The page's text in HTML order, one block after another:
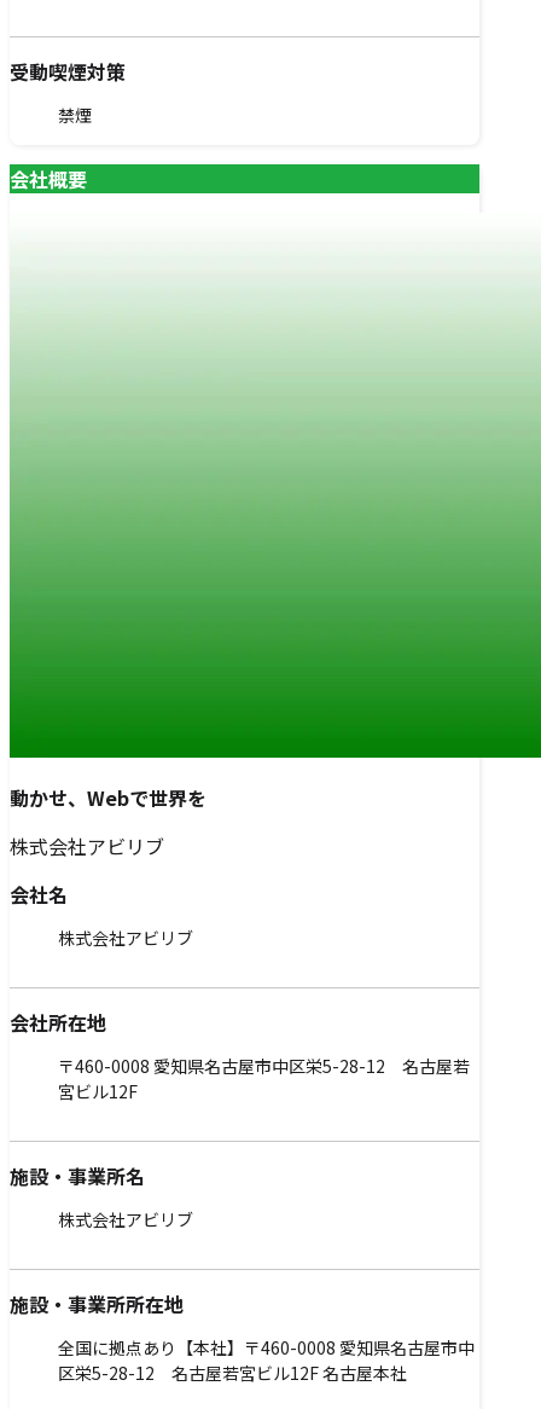
受動喫煙対策
禁煙
会社概要
動かせ、Webで世界を
株式会社アビリブ
会社名
株式会社アビリブ
会社所在地
〒460-0008 愛知県名古屋市中区栄5-28-12 名古屋若
宮ビル12F
施設・事業所名
株式会社アビリブ
施設・事業所所在地
全国に拠点あり【本社】〒460-0008 愛知県名古屋市中
区栄5-28-12 名古屋若宮ビル12F 名古屋本社